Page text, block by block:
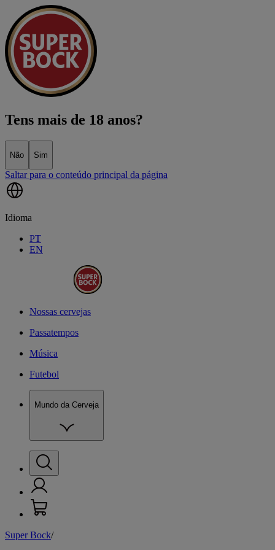
Tens mais de 18 anos?
Não Sim
Saltar para o conteúdo principal da página
Idioma
PT
EN
Nossas cervejas
Passatempos
Música
Futebol
Mundo da Cerveja
Super Bock/